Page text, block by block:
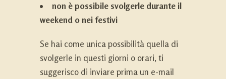
non è possibile svolgerle durante il
weekend o nei festivi
Se hai come unica possibilità quella di
svolgerle in questi giorni o orari, ti
suggerisco di inviare prima un e-mail